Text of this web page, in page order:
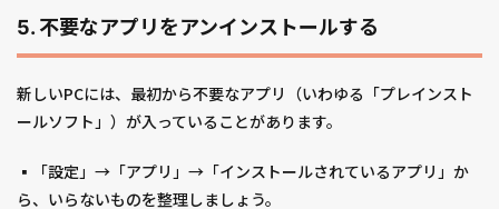
5. 不要なアプリをアンインストールする
新しいPCには、最初から不要なアプリ（いわゆる「プレインスト
ールソフト」）が入っていることがあります。
▪️「設定」→「アプリ」→「インストールされているアプリ」か
ら、いらないものを整理しましょう。